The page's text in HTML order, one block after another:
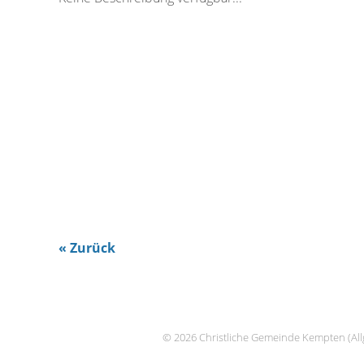
« Zurück
© 2026 Christliche Gemeinde Kempten